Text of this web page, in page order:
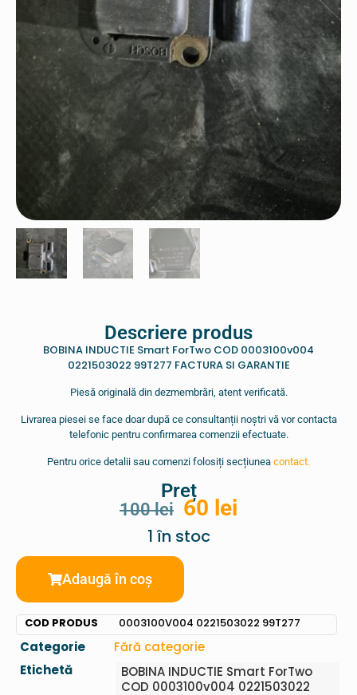
Descriere produs
BOBINA INDUCTIE Smart ForTwo COD 0003100v004
0221503022 99T277 FACTURA SI GARANTIE
Piesă originală din dezmembrări, atent verificată.
Livrarea piesei se face doar după ce consultanții noștri vă vor contacta
telefonic pentru confirmarea comenzii efectuate.
Pentru orice detalii sau comenzi folosiți secțiunea contact.
Preț
100lei 60 lei
1 în stoc
Adaugă în coș
COD PRODUS 0003100V004 0221503022 99T277
Categorie
Fără categorie
Etichetă
BOBINA INDUCTIE Smart ForTwo
COD 0003100v004 0221503022